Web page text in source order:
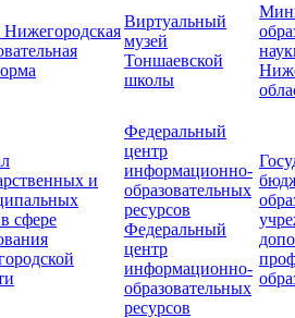
Виртуальный
музей
Тоншаевской
школы
и
сфере
Федеральный
центр
информационно-
образовательных
ресурсов
Федеральный
центр
информационно-
образовательных
ресурсов